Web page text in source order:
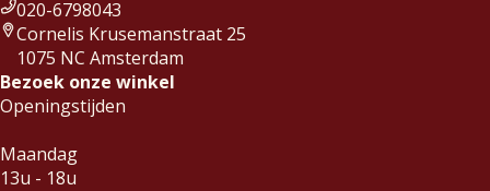
020-6798043
Cornelis Krusemanstraat 25
1075 NC Amsterdam
Bezoek onze winkel
Openingstijden
Maandag
13u - 18u